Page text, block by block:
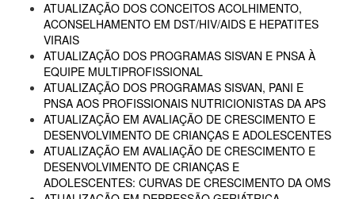
ATUALIZAÇÃO DOS CONCEITOS ACOLHIMENTO,
ACONSELHAMENTO EM DST/HIV/AIDS E HEPATITES
VIRAIS
ATUALIZAÇÃO DOS PROGRAMAS SISVAN E PNSA À
EQUIPE MULTIPROFISSIONAL
ATUALIZAÇÃO DOS PROGRAMAS SISVAN, PANI E
PNSA AOS PROFISSIONAIS NUTRICIONISTAS DA APS
ATUALIZAÇÃO EM AVALIAÇÃO DE CRESCIMENTO E
DESENVOLVIMENTO DE CRIANÇAS E ADOLESCENTES
ATUALIZAÇÃO EM AVALIAÇÃO DE CRESCIMENTO E
DESENVOLVIMENTO DE CRIANÇAS E
ADOLESCENTES: CURVAS DE CRESCIMENTO DA OMS